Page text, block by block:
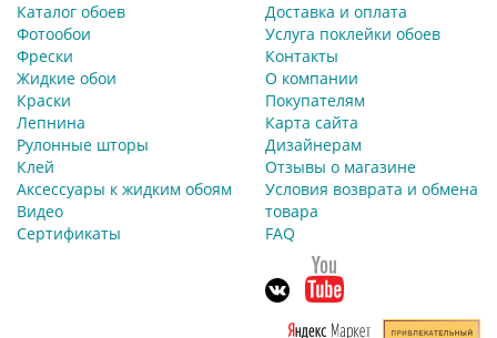
Каталог обоев
Фотообои
Фрески
Жидкие обои
Краски
Лепнина
Рулонные шторы
Клей
Аксессуары к жидким обоям
Видео
Сертификаты
Доставка и оплата
Услуга поклейки обоев
Контакты
О компании
Покупателям
Карта сайта
Дизайнерам
Отзывы о магазине
Условия возврата и обмена
товара
FAQ